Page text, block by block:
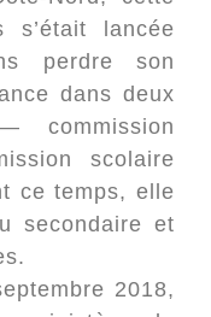
s’était lancée
perdre son
dans deux
commission
scolaire
ce temps, elle
secondaire et
2018,